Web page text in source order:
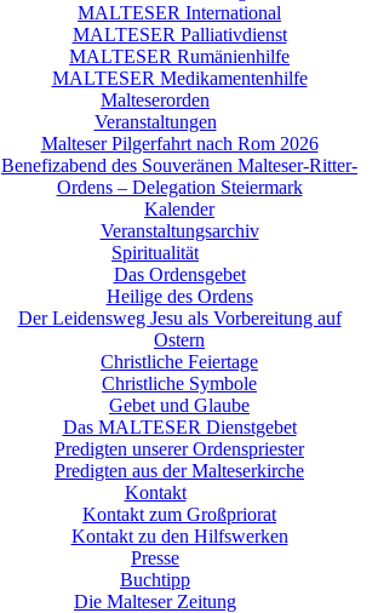
MALTESER International
MALTESER Palliativdienst
MALTESER Rumänienhilfe
MALTESER Medikamentenhilfe
Malteserorden
Veranstaltungen
Malteser Pilgerfahrt nach Rom 2026
Benefizabend des Souveränen Malteser-Ritter-
Ordens – Delegation Steiermark
Kalender
Veranstaltungsarchiv
Spiritualität
Das Ordensgebet
Heilige des Ordens
Der Leidensweg Jesu als Vorbereitung auf
Ostern
Christliche Feiertage
Christliche Symbole
Gebet und Glaube
Das MALTESER Dienstgebet
Predigten unserer Ordenspriester
Predigten aus der Malteserkirche
Kontakt
Kontakt zum Großpriorat
Kontakt zu den Hilfswerken
Presse
Buchtipp
Die Malteser Zeitung